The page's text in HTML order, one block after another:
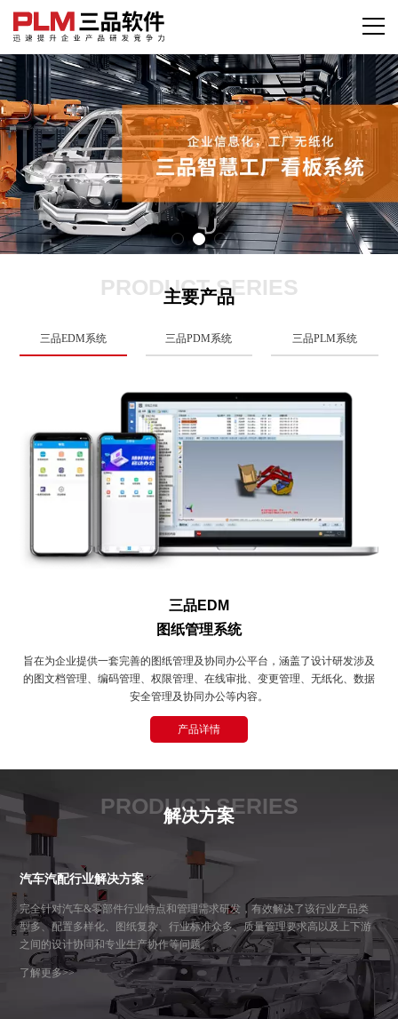
PRODUCT SERIES
主要产品
三品EDM系统 三品PDM系统 三品PLM系统
三品EDM
图纸管理系统
旨在为企业提供一套完善的图纸管理及协同办公平台，涵盖了设计研发涉及
的图文档管理、编码管理、权限管理、在线审批、变更管理、无纸化、数据
安全管理及协同办公等内容。
产品详情
PRODUCT SERIES
解决方案
汽车汽配行业解决方案
完全针对汽车&零部件行业特点和管理需求研发，有效解决了该行业产品类
型多、配置多样化、图纸复杂、行业标准众多、质量管理要求高以及上下游
之间的设计协同和专业生产协作等问题。
了解更多>>